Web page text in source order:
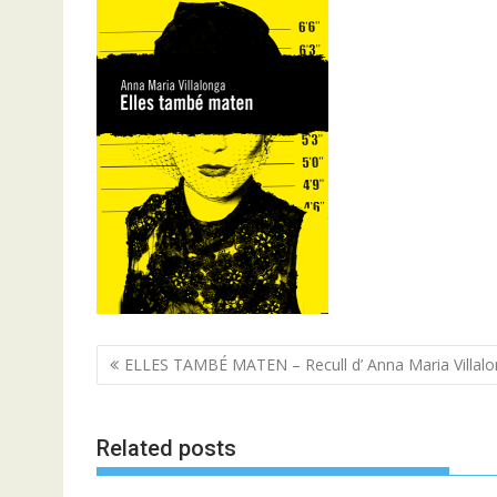
Navegació
d'entrades
ELLES TAMBÉ MATEN – Recull d’ Anna Maria
Related posts